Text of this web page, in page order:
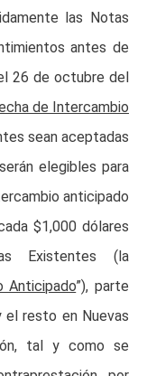
las Notas
antes de
26 de octubre del
de Intercambio
sean aceptadas
elegibles para
anticipado
$1,000 dólares
Existentes (la
Anticipado”), parte
resto en Nuevas
tal y como se